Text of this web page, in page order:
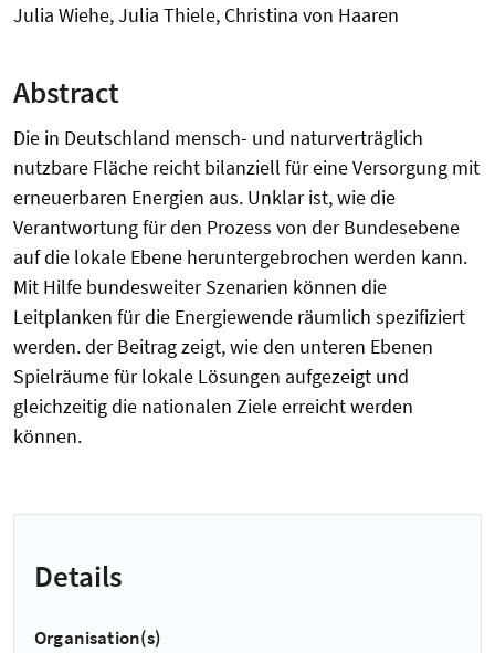
Julia Wiehe, Julia Thiele, Christina von Haaren
Abstract
Die in Deutschland mensch- und naturverträglich
nutzbare Fläche reicht bilanziell für eine Versorgung mit
erneuerbaren Energien aus. Unklar ist, wie die
Verantwortung für den Prozess von der Bundesebene
auf die lokale Ebene heruntergebrochen werden kann.
Mit Hilfe bundesweiter Szenarien können die
Leitplanken für die Energiewende räumlich spezifiziert
werden. der Beitrag zeigt, wie den unteren Ebenen
Spielräume für lokale Lösungen aufgezeigt und
gleichzeitig die nationalen Ziele erreicht werden
können.
Details
Organisation(s)